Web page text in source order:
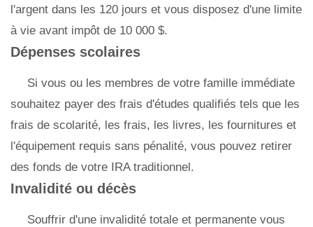
l'argent dans les 120 jours et vous disposez d'une limite
à vie avant impôt de 10 000 $.
Dépenses scolaires
Si vous ou les membres de votre famille immédiate
souhaitez payer des frais d'études qualifiés tels que les
frais de scolarité, les frais, les livres, les fournitures et
l'équipement requis sans pénalité, vous pouvez retirer
des fonds de votre IRA traditionnel.
Invalidité ou décès
Souffrir d'une invalidité totale et permanente vous